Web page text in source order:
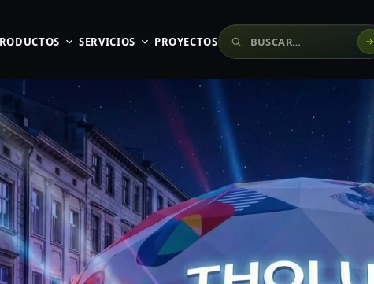
SERVICIOS PROYECTOSBuscar en el sitio